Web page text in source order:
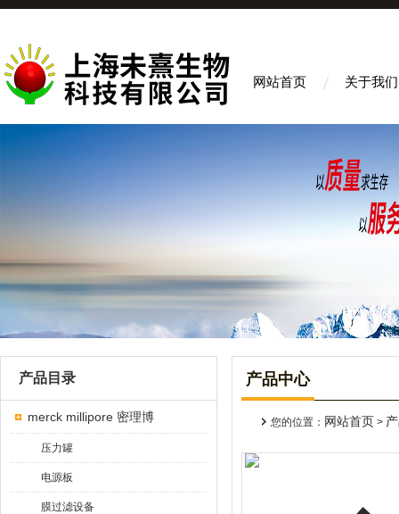
网站首页 关于我们
产品目录
merck millipore 密理博
压力罐
电源板
膜过滤设备
产品中心
您的位置： 网站首页 >